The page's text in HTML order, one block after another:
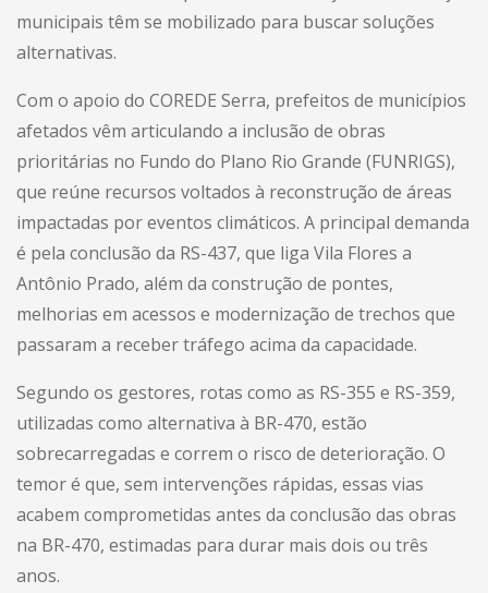
municipais têm se mobilizado para buscar soluções
alternativas.
Com o apoio do COREDE Serra, prefeitos de municípios
afetados vêm articulando a inclusão de obras
prioritárias no Fundo do Plano Rio Grande (FUNRIGS),
que reúne recursos voltados à reconstrução de áreas
impactadas por eventos climáticos. A principal demanda
é pela conclusão da RS-437, que liga Vila Flores a
Antônio Prado, além da construção de pontes,
melhorias em acessos e modernização de trechos que
passaram a receber tráfego acima da capacidade.
Segundo os gestores, rotas como as RS-355 e RS-359,
utilizadas como alternativa à BR-470, estão
sobrecarregadas e correm o risco de deterioração. O
temor é que, sem intervenções rápidas, essas vias
acabem comprometidas antes da conclusão das obras
na BR-470, estimadas para durar mais dois ou três
anos.